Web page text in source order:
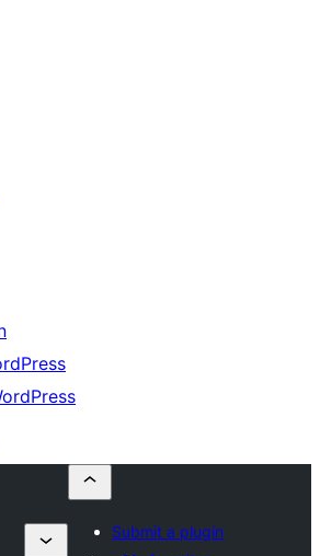
Submit a plugin